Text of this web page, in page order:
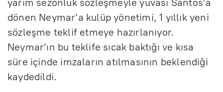
yarım sezonluk sözleşmeyle yuvası Santos’a
dönen Neymar’a kulüp yönetimi, 1 yıllık yeni
sözleşme teklif etmeye hazırlanıyor.
Neymar’ın bu teklife sıcak baktığı ve kısa
süre içinde imzaların atılmasının beklendiği
kaydedildi.